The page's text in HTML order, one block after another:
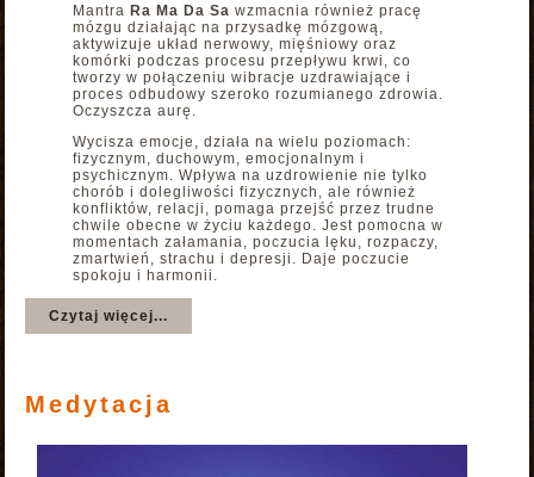
MantraRa Ma Da Sa wzmacnia również pracę
mózgu działając na przysadkę mózgową,
aktywizuje układ nerwowy, mięśniowy oraz
komórki podczas procesu przepływu krwi, co
tworzy w połączeniu wibracje uzdrawiające i
proces odbudowy szeroko rozumianego zdrowia.
Oczyszcza aurę.
Wycisza emocje, działa na wielu poziomach:
fizycznym, duchowym, emocjonalnym i
psychicznym. Wpływa na uzdrowienie nie tylko
chorób i dolegliwości fizycznych, ale również
konfliktów, relacji, pomaga przejść przez trudne
chwile obecne w życiu każdego. Jest pomocna w
momentach załamania, poczucia lęku, rozpaczy,
zmartwień, strachu i depresji. Daje poczucie
spokoju i harmonii.
Czytaj więcej...
Medytacja